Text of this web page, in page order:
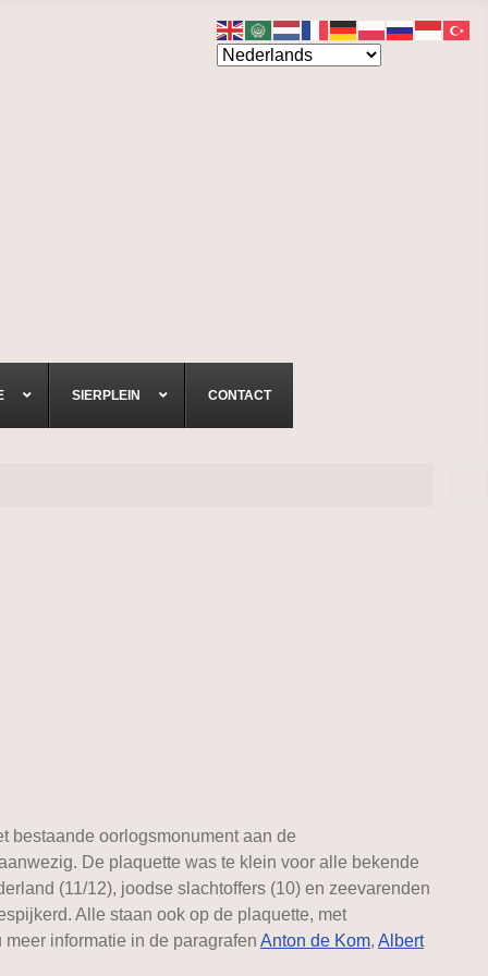
SIERPLEIN CONTACT
bestaande oorlogsmonument aan de
De plaquette was te klein voor alle bekende
(11/12), joodse slachtoffers (10) en zeevarenden
Alle staan ook op de plaquette, met
informatie in de paragrafen Anton de Kom, Albert